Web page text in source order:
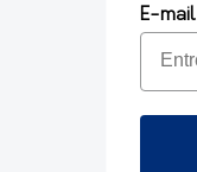
E-mail